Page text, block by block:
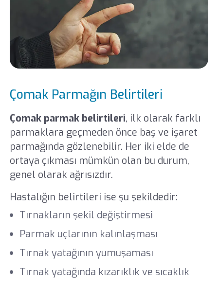
Çomak Parmağın Belirtileri
Çomak parmak belirtileri, ilk olarak farklı
parmaklara geçmeden önce baş ve işaret
parmağında gözlenebilir. Her iki elde de
ortaya çıkması mümkün olan bu durum,
genel olarak ağrısızdır.
Hastalığın belirtileri ise şu şekildedir:
Tırnakların şekil değiştirmesi
Parmak uçlarının kalınlaşması
Tırnak yatağının yumuşaması
Tırnak yatağında kızarıklık ve sıcaklık